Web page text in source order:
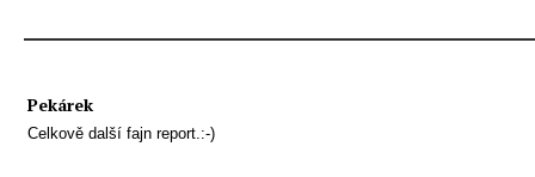
Pekárek
Celkově další fajn report.:-)